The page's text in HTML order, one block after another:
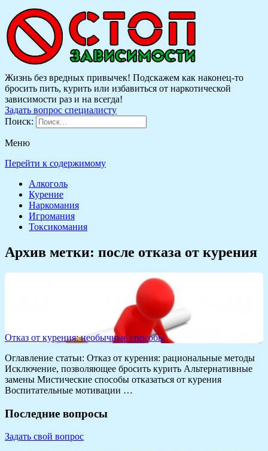
Жизнь без вредных привычек! Подскажем как наконец-то
бросить пить, курить или избавиться от наркотической
зависимости раз и на всегда!
Задать вопрос специалисту
Поиск:
Меню
Перейти к содержимому
Алкоголь
Курение
Наркомания
Игромания
Токсикомания
Архив метки: после отказа от курения
Отказ от курения: необычные способы
Оглавление статьи: Отказ от курения: рациональные методы
Исключение, позволяющее бросить курить Альтернативные
замены Мистические способы отказаться от курения
Воспитательные мотивации …
Последние вопросы
Задать свой вопрос